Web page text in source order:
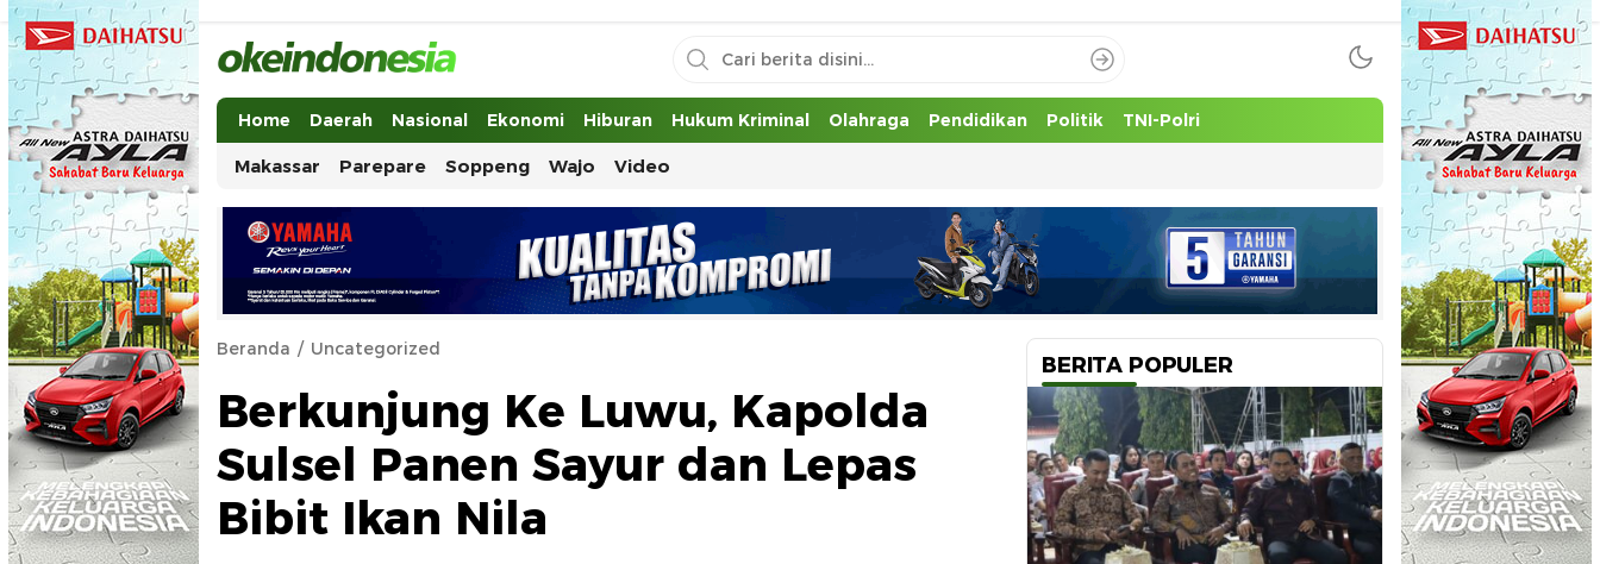
Okeindonesia.Online
Mengonlinekan Indonesia Secara Utuh
Home Daerah Nasional Ekonomi Hiburan Hukum Kriminal Olahraga Pendidikan Politik TNI-Polri
Makassar Parepare Soppeng Wajo Video
Beranda Uncategorized
Berkunjung Ke Luwu, Kapolda
Sulsel Panen Sayur dan Lepas
Bibit Ikan Nila
BERITA POPULER